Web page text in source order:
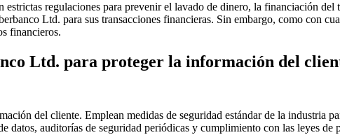
regulaciones para prevenir el lavado de dinero, la financiación
Ltd. para sus transacciones financieras. Sin embargo, como con
financieros.
Ltd. para proteger la información del
del cliente. Emplean medidas de seguridad estándar de la industria
auditorías de seguridad periódicas y cumplimiento con las leyes de